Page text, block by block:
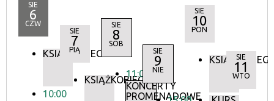
SIE
6
CZW
KSIĄŻKOBIEG
10:00
SIE
7
PIĄ
KSIĄŻKOBIEG
SIE
8
SOB
11:00
KONCERTY
PROMENADOWE
SIE
9
NIE
SIE
10
PON
KSIĄŻKOBIEG
SIE
11
WTO